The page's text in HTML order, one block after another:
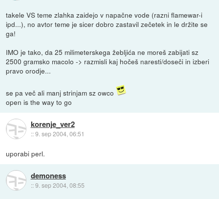
takele VS teme zlahka zaidejo v napačne vode (razni flamewar-i
ipd...), no avtor teme je sicer dobro zastavil zečetek in le držite se
ga!
IMO je tako, da 25 milimeterskega žebljića ne moreš zabijati sz
2500 gramsko macolo -> razmisli kaj hočeš naresti/doseči in izberi
pravo orodje...
se pa več ali manj strinjam sz owco
open is the way to go
korenje_ver2
::9. sep 2004, 06:51
uporabi perl.
demoness
::9. sep 2004, 08:55